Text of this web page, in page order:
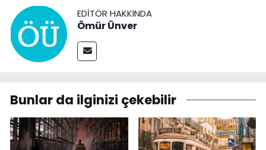
EDITÖR HAKKINDA
Ömür Ünver
Bunlar da ilginizi çekebilir